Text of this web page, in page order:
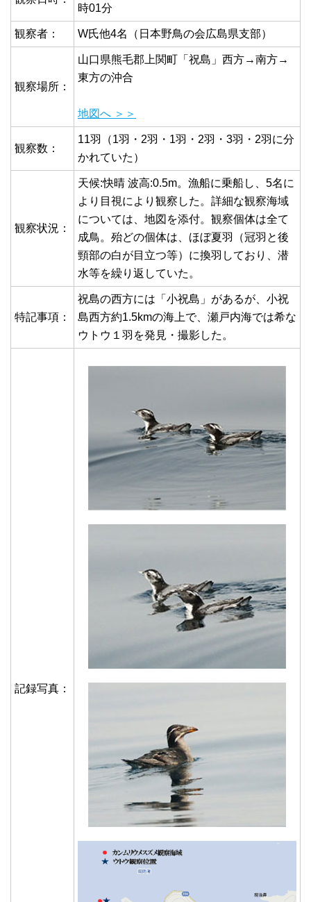
時01分
観察者： W氏他4名（日本野鳥の会広島県支部）
観察場所：
山口県熊毛郡上関町「祝島」西方→南方→
東方の沖合
地図へ ＞＞
観察数：
11羽（1羽・2羽・1羽・2羽・3羽・2羽に分
かれていた）
観察状況：
天候:快晴 波高:0.5m。漁船に乗船し、5名に
より目視により観察した。詳細な観察海域
については、地図を添付。観察個体は全て
成鳥。殆どの個体は、ほぼ夏羽（冠羽と後
頸部の白が目立つ等）に換羽しており、潜
水等を繰り返していた。
特記事項：
祝島の西方には「小祝島」があるが、小祝
島西方約1.5kmの海上で、瀬戸内海では希な
ウトウ１羽を発見・撮影した。
記録写真：